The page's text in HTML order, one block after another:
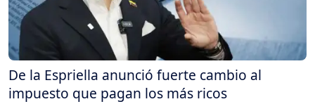
De la Espriella anunció fuerte cambio al
impuesto que pagan los más ricos